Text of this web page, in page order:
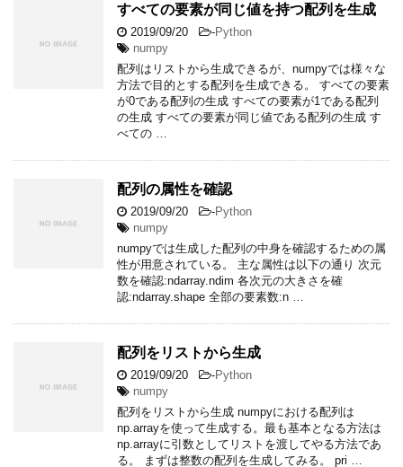
すべての要素が同じ値を持つ配列を生成
2019/09/20 -Python
numpy
配列はリストから生成できるが、numpyでは様々な
方法で目的とする配列を生成できる。 すべての要素
が0である配列の生成 すべての要素が1である配列
の生成 すべての要素が同じ値である配列の生成 す
べての …
配列の属性を確認
2019/09/20 -Python
numpy
numpyでは生成した配列の中身を確認するための属
性が用意されている。 主な属性は以下の通り 次元
数を確認:ndarray.ndim 各次元の大きさを確
認:ndarray.shape 全部の要素数:n …
配列をリストから生成
2019/09/20 -Python
numpy
配列をリストから生成 numpyにおける配列は
np.arrayを使って生成する。最も基本となる方法は
np.arrayに引数としてリストを渡してやる方法であ
る。 まずは整数の配列を生成してみる。 pri …